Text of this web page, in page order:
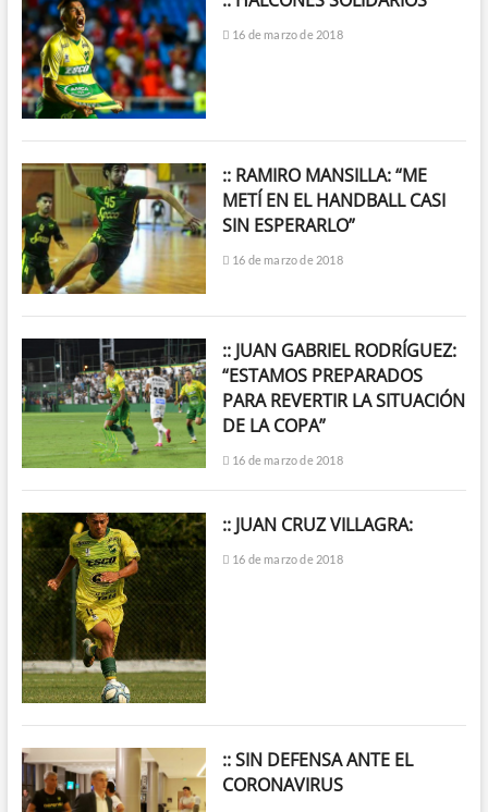
16 de marzo de 2018
:: RAMIRO MANSILLA: “ME
METÍ EN EL HANDBALL CASI
SIN ESPERARLO”
16 de marzo de 2018
:: JUAN GABRIEL RODRÍGUEZ:
“ESTAMOS PREPARADOS
PARA REVERTIR LA SITUACIÓN
DE LA COPA”
16 de marzo de 2018
:: JUAN CRUZ VILLAGRA:
16 de marzo de 2018
:: SIN DEFENSA ANTE EL
CORONAVIRUS